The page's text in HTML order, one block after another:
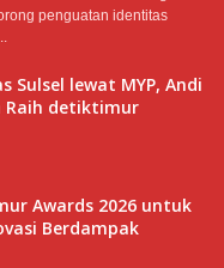
penguatan identitas
Sulsel lewat MYP, Andi
Raih detiktimur
Awards 2026 untuk
Berdampak